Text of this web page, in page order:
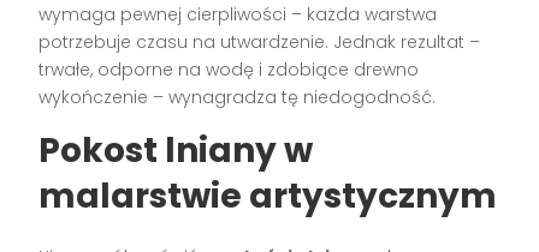
wymaga pewnej cierpliwości – każda warstwa
potrzebuje czasu na utwardzenie. Jednak rezultat –
trwałe, odporne na wodę i zdobiące drewno
wykończenie – wynagradza tę niedogodność.
Pokost lniany w
malarstwie artystycznym